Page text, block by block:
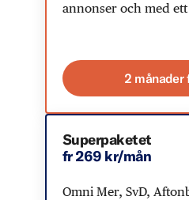
annonser och med
2 månader
Superpaketet
fr 269 kr/mån
Omni Mer, SvD,